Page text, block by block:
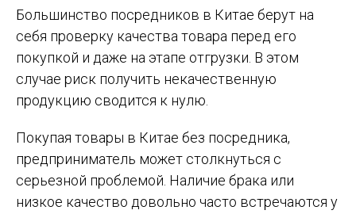
Большинство посредников в Китае берут на
себя проверку качества товара перед его
покупкой и даже на этапе отгрузки. В этом
случае риск получить некачественную
продукцию сводится к нулю.
Покупая товары в Китае без посредника,
предприниматель может столкнуться с
серьезной проблемой. Наличие брака или
низкое качество довольно часто встречаются у